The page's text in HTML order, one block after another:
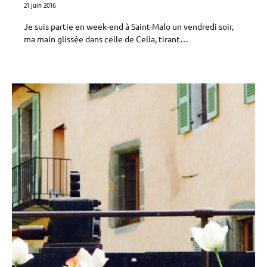
21 juin 2016
Je suis partie en week-end à Saint-Malo un vendredi soir,
ma main glissée dans celle de Celia, tirant…